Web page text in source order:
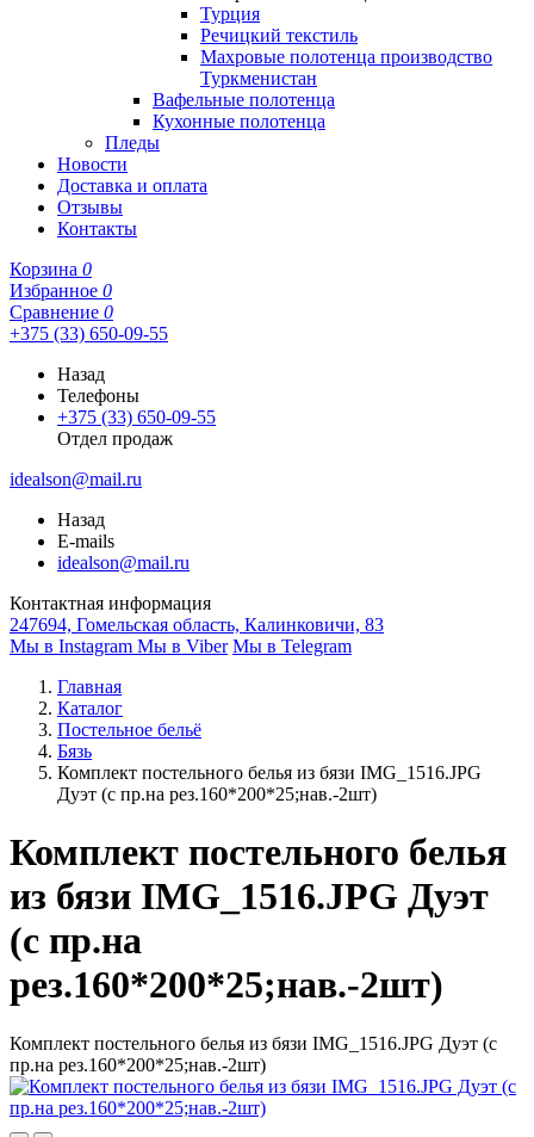
Турция
Речицкий текстиль
Махровые полотенца производство
Туркменистан
Вафельные полотенца
Кухонные полотенца
Пледы
Новости
Доставка и оплата
Отзывы
Контакты
Корзина 0
Избранное 0
Сравнение 0
+375 (33) 650-09-55
Назад
Телефоны
+375 (33) 650-09-55
Отдел продаж
idealson@mail.ru
Назад
E-mails
idealson@mail.ru
Контактная информация
247694, Гомельская область, Калинковичи, 83
Мы в Instagram Мы в Viber Мы в Telegram
Главная
Каталог
Постельное бельё
Бязь
Комплект постельного белья из бязи IMG_1516.JPG
Дуэт (с пр.на рез.160*200*25;нав.-2шт)
Комплект постельного белья
из бязи IMG_1516.JPG Дуэт
(с пр.на
рез.160*200*25;нав.-2шт)
Комплект постельного белья из бязи IMG_1516.JPG Дуэт (с
пр.на рез.160*200*25;нав.-2шт)